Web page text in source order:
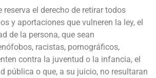
reserva el derecho de retirar todos
y aportaciones que vulneren la ley, el
de la persona, que sean
racistas, pornográficos,
contra la juventud o la infancia, el
pública o que, a su juicio, no resultaran